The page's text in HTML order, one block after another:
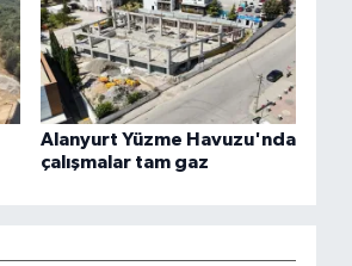
Alanyurt Yüzme Havuzu'nda
çalışmalar tam gaz